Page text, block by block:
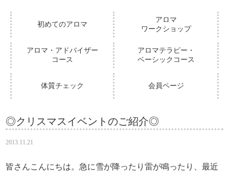
初めてのアロマ
アロマ
ワークショップ
アロマ・アドバイザー
コース
アロマテラピー・
ベーシックコース
体質チェック 会員ページ
◎クリスマスイベントのご紹介◎
2013.11.21
皆さんこんにちは。急に雪が降ったり雷が鳴ったり、最近